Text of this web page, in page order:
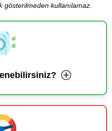
gösterilmeden kullanılamaz.